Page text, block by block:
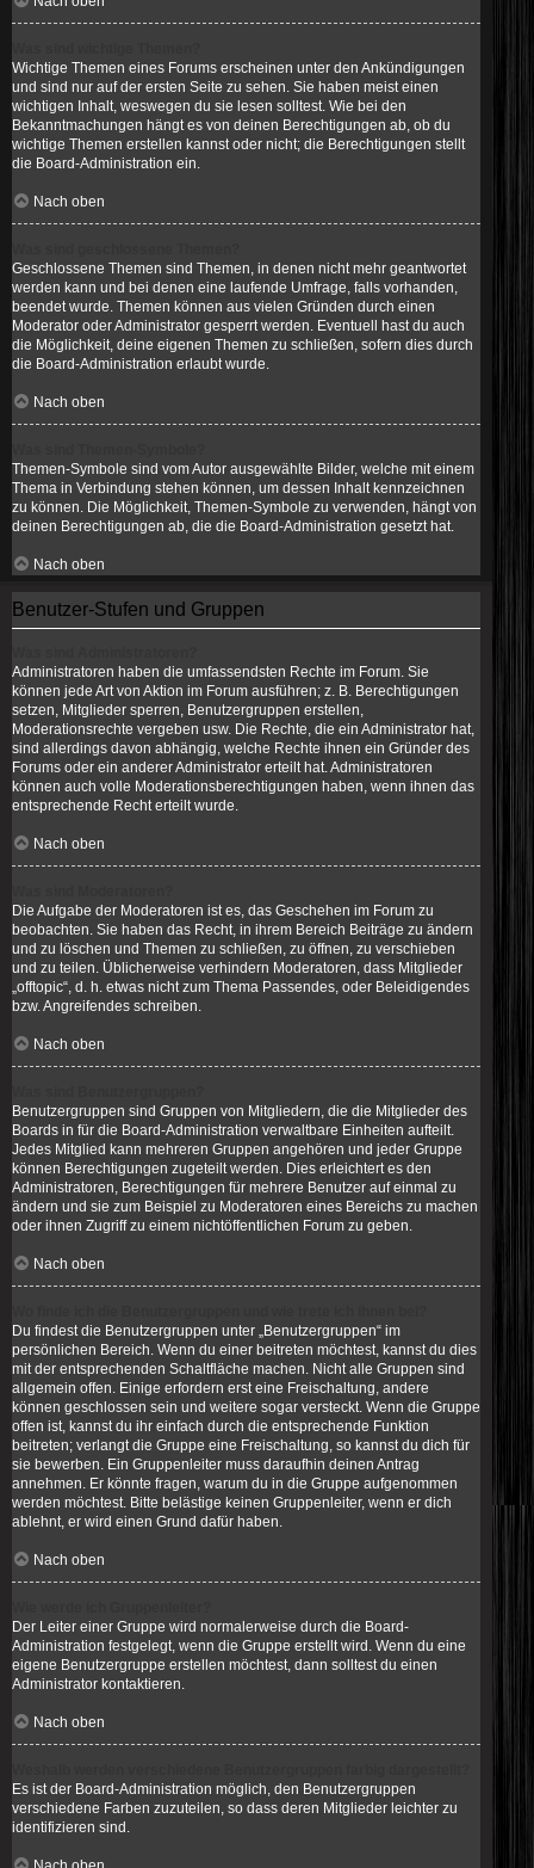
Wichtige Themen eines Forums erscheinen unter den Ankündigungen
und sind nur auf der ersten Seite zu sehen. Sie haben meist einen
wichtigen Inhalt, weswegen du sie lesen solltest. Wie bei den
Bekanntmachungen hängt es von deinen Berechtigungen ab, ob du
wichtige Themen erstellen kannst oder nicht; die Berechtigungen stellt
die Board-Administration ein.
Nach oben
Geschlossene Themen sind Themen, in denen nicht mehr geantwortet
werden kann und bei denen eine laufende Umfrage, falls vorhanden,
beendet wurde. Themen können aus vielen Gründen durch einen
Moderator oder Administrator gesperrt werden. Eventuell hast du auch
die Möglichkeit, deine eigenen Themen zu schließen, sofern dies durch
die Board-Administration erlaubt wurde.
Nach oben
Themen-Symbole sind vom Autor ausgewählte Bilder, welche mit einem
Thema in Verbindung stehen können, um dessen Inhalt kennzeichnen
zu können. Die Möglichkeit, Themen-Symbole zu verwenden, hängt von
deinen Berechtigungen ab, die die Board-Administration gesetzt hat.
Nach oben
Benutzer-Stufen und Gruppen
Administratoren haben die umfassendsten Rechte im Forum. Sie
können jede Art von Aktion im Forum ausführen; z. B. Berechtigungen
setzen, Mitglieder sperren, Benutzergruppen erstellen,
Moderationsrechte vergeben usw. Die Rechte, die ein Administrator hat,
sind allerdings davon abhängig, welche Rechte ihnen ein Gründer des
Forums oder ein anderer Administrator erteilt hat. Administratoren
können auch volle Moderationsberechtigungen haben, wenn ihnen das
entsprechende Recht erteilt wurde.
Nach oben
Die Aufgabe der Moderatoren ist es, das Geschehen im Forum zu
beobachten. Sie haben das Recht, in ihrem Bereich Beiträge zu ändern
und zu löschen und Themen zu schließen, zu öffnen, zu verschieben
und zu teilen. Üblicherweise verhindern Moderatoren, dass Mitglieder
„offtopic“, d. h. etwas nicht zum Thema Passendes, oder Beleidigendes
bzw. Angreifendes schreiben.
Nach oben
Benutzergruppen sind Gruppen von Mitgliedern, die die Mitglieder des
Boards in für die Board-Administration verwaltbare Einheiten aufteilt.
Jedes Mitglied kann mehreren Gruppen angehören und jeder Gruppe
können Berechtigungen zugeteilt werden. Dies erleichtert es den
Administratoren, Berechtigungen für mehrere Benutzer auf einmal zu
ändern und sie zum Beispiel zu Moderatoren eines Bereichs zu machen
oder ihnen Zugriff zu einem nichtöffentlichen Forum zu geben.
Nach oben
Du findest die Benutzergruppen unter „Benutzergruppen“ im
persönlichen Bereich. Wenn du einer beitreten möchtest, kannst du dies
mit der entsprechenden Schaltfläche machen. Nicht alle Gruppen sind
allgemein offen. Einige erfordern erst eine Freischaltung, andere
können geschlossen sein und weitere sogar versteckt. Wenn die Gruppe
offen ist, kannst du ihr einfach durch die entsprechende Funktion
beitreten; verlangt die Gruppe eine Freischaltung, so kannst du dich für
sie bewerben. Ein Gruppenleiter muss daraufhin deinen Antrag
annehmen. Er könnte fragen, warum du in die Gruppe aufgenommen
werden möchtest. Bitte belästige keinen Gruppenleiter, wenn er dich
ablehnt, er wird einen Grund dafür haben.
Nach oben
Der Leiter einer Gruppe wird normalerweise durch die Board-
Administration festgelegt, wenn die Gruppe erstellt wird. Wenn du eine
eigene Benutzergruppe erstellen möchtest, dann solltest du einen
Administrator kontaktieren.
Nach oben
Es ist der Board-Administration möglich, den Benutzergruppen
verschiedene Farben zuzuteilen, so dass deren Mitglieder leichter zu
identifizieren sind.